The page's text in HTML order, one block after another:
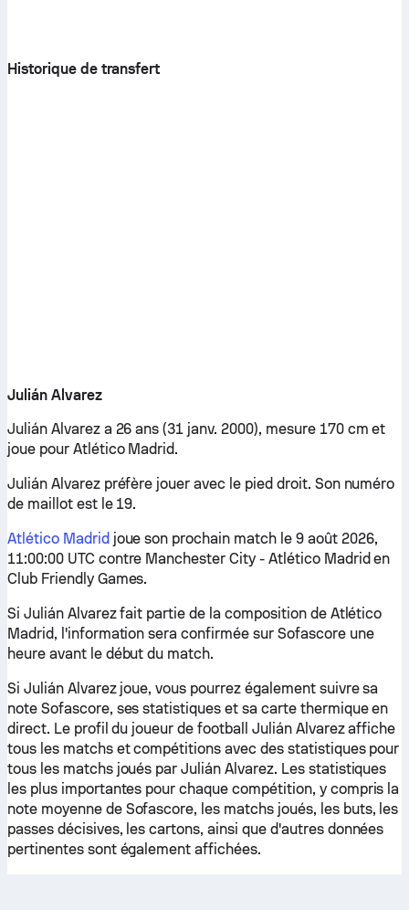
Historique de transfert
Julián Alvarez
Julián Alvarez a 26 ans (31 janv. 2000), mesure 170 cm et
joue pour Atlético Madrid.
Julián Alvarez préfère jouer avec le pied droit. Son numéro
de maillot est le 19.
Atlético Madrid joue son prochain match le 9 août 2026,
11:00:00 UTC contre Manchester City - Atlético Madrid en
Club Friendly Games.
Si Julián Alvarez fait partie de la composition de Atlético
Madrid, l'information sera confirmée sur Sofascore une
heure avant le début du match.
Si Julián Alvarez joue, vous pourrez également suivre sa
note Sofascore, ses statistiques et sa carte thermique en
direct. Le profil du joueur de football Julián Alvarez affiche
tous les matchs et compétitions avec des statistiques pour
tous les matchs joués par Julián Alvarez. Les statistiques
les plus importantes pour chaque compétition, y compris la
note moyenne de Sofascore, les matchs joués, les buts, les
passes décisives, les cartons, ainsi que d'autres données
pertinentes sont également affichées.